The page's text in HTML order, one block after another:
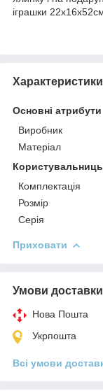
іграшки
Характеристики
Основні атрибути
Виробник
Матеріал
Комплектація
Розмір
Серія
Приховати
Умови доставки
Нова Пошта
Укрпошта
Всі умови